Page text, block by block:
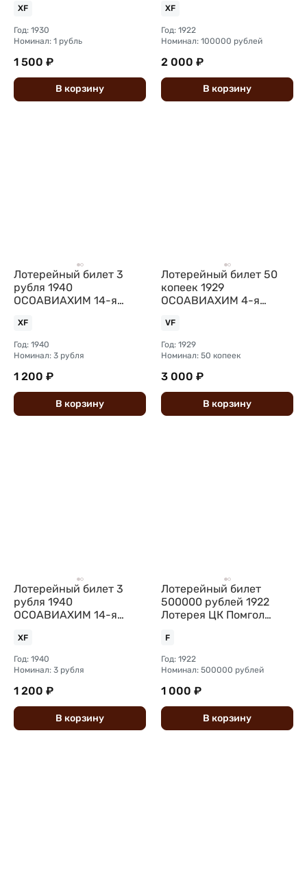
XF
Год: 1930
Номинал: 1 рубль
1 500 ₽
В корзину
XF
Год: 1922
Номинал: 100000 рублей
2 000 ₽
В корзину
Лотерейный билет 3
рубля 1940
ОСОАВИАХИМ 14-я
XF
Год: 1940
Номинал: 3 рубля
1 200 ₽
В корзину
Лотерейный билет 50
копеек 1929
ОСОАВИАХИМ 4-я
VF
Год: 1929
Номинал: 50 копеек
3 000 ₽
В корзину
Лотерейный билет 3
рубля 1940
ОСОАВИАХИМ 14-я
XF
Год: 1940
Номинал: 3 рубля
1 200 ₽
В корзину
Лотерейный билет
500000 рублей 1922
Лотерея ЦК Помгол
F
Год: 1922
Номинал: 500000 рублей
1 000 ₽
В корзину